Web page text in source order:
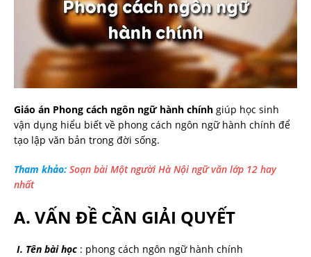
Giáo án Phong cách ngôn ngữ hành chính giúp học sinh
vận dụng hiểu biết về phong cách ngôn ngữ hành chính để
tạo lập văn bản trong đời sống.
Tham khảo: Soạn bài Một người Hà Nội ngữ văn lớp 12 hay
nhất
A. VẤN ĐỀ CẦN GIẢI QUYẾT
I. Tên bài học : phong cách ngôn ngữ hành chính